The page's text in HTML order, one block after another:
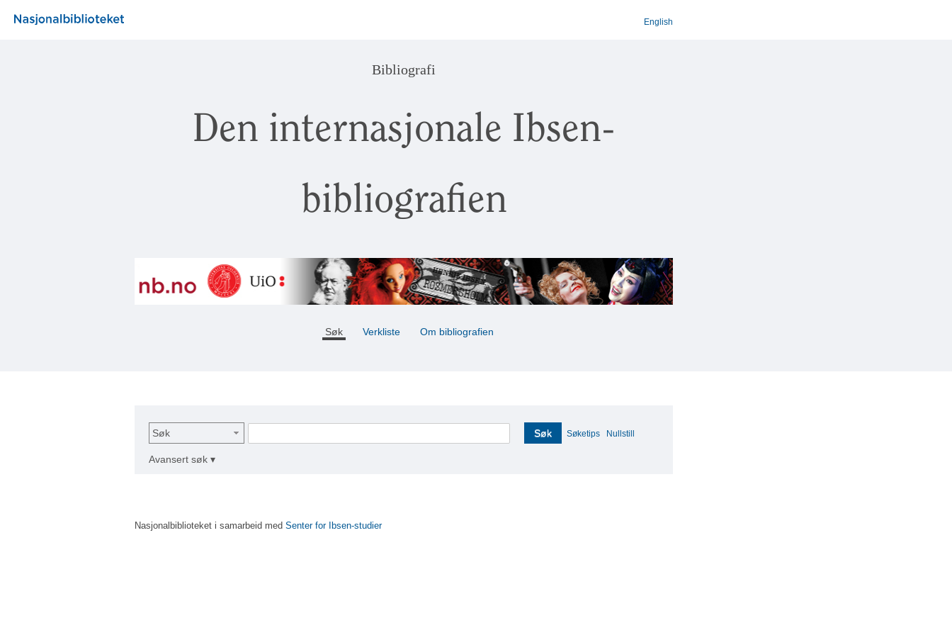
English
Bibliografi
Den internasjonale Ibsen-
bibliografien
Søk Verkliste Om bibliografien
Søk Søk Søketips Nullstill
Avansert søk ▾
Nasjonalbiblioteket i samarbeid med Senter for Ibsen-studier